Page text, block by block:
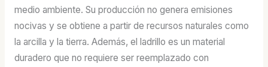
medio ambiente. Su producción no genera emisiones
nocivas y se obtiene a partir de recursos naturales como
la arcilla y la tierra. Además, el ladrillo es un material
duradero que no requiere ser reemplazado con